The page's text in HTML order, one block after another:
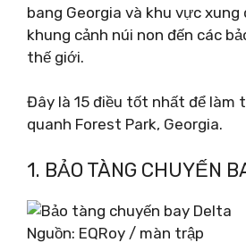
bang Georgia và khu vực
khung cảnh núi non đến các
thế giới.
Đây là 15 điều tốt nhất để làm
quanh Forest Park, Georgia.
1. BẢO TÀNG CHUYẾN
Nguồn: EQRoy / màn trập